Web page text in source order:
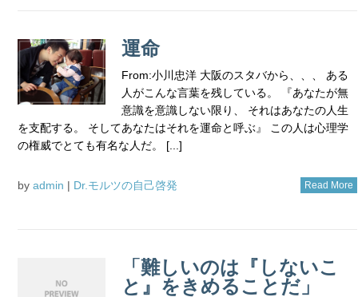
運命
From:小川忠洋 大阪のスタバから、、、 ある
人がこんな言葉を残している。 『あなたが無
意識を意識しない限り、 それはあなたの人生
を支配する。 そしてあなたはそれを運命と呼ぶ』 この人は心理学
の権威でとても有名な人だ。 [...]
by admin | Dr.モルツの自己啓発 Read More
「難しいのは『しないこ
と』をきめることだ」